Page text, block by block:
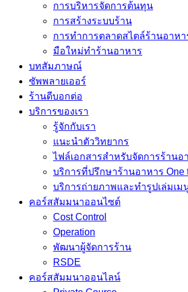
การบริหารจัดการต้นทุน
การสร้างระบบร้าน
การทำการตลาดสไตล์ร้านอาหา
มือใหม่ทำร้านอาหาร
บทสัมภาษณ์
ซัพพลายเออร์
ร้านดีบอกต่อ
บริการของเรา
รู้จักกับเรา
แนะนำตัววิทยากร
ไฟล์เอกสารสำหรับจัดการร้านอ
บริการที่ปรึกษาร้านอาหาร One
บริการถ่ายภาพและทำรูปเล่มเม
คอร์สสัมมนาออนไซต์
Cost Control
Operation
พัฒนาผู้จัดการร้าน
RSDE
คอร์สสัมมนาออนไลน์